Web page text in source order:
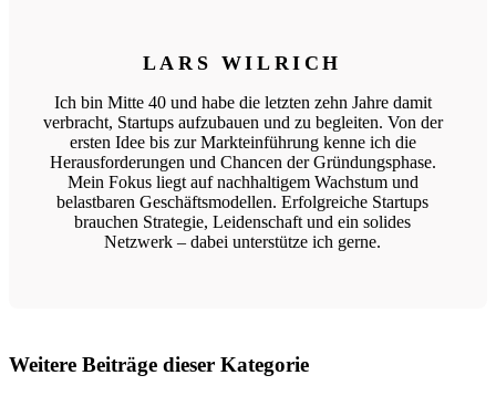
LARS WILRICH
Ich bin Mitte 40 und habe die letzten zehn Jahre damit
verbracht, Startups aufzubauen und zu begleiten. Von der
ersten Idee bis zur Markteinführung kenne ich die
Herausforderungen und Chancen der Gründungsphase.
Mein Fokus liegt auf nachhaltigem Wachstum und
belastbaren Geschäftsmodellen. Erfolgreiche Startups
brauchen Strategie, Leidenschaft und ein solides
Netzwerk – dabei unterstütze ich gerne.
Weitere Beiträge dieser Kategorie